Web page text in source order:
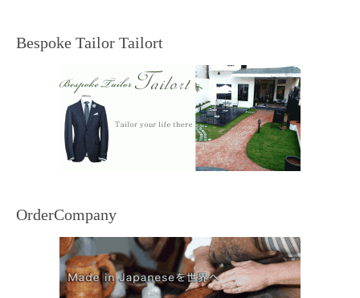
Bespoke Tailor Tailort
OrderCompany